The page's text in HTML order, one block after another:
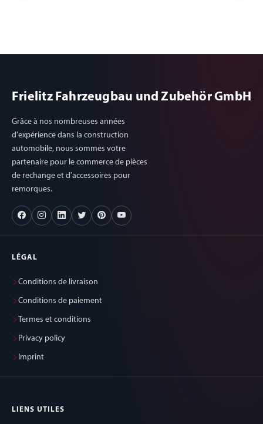
Frielitz Fahrzeugbau und Zubehör GmbH
Grâce à nos nombreuses années
d'expérience dans la construction
automobile, nous sommes votre
partenaire pour le commerce de pièces
de rechange et d'accessoires pour
remorques.
LÉGAL
Conditions de livraison
Conditions de paiement
Termes et conditions
Privacy policy
Imprint
LIENS UTILES